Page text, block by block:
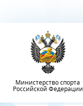
Министерство спорта
Российской Федерации